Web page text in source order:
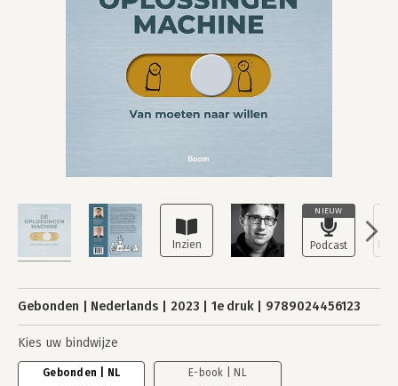
NIEUW
Gebonden Nederlands 2023 1e druk 9789024456123
Kies uw bindwijze
Gebonden | NL E-book | NL